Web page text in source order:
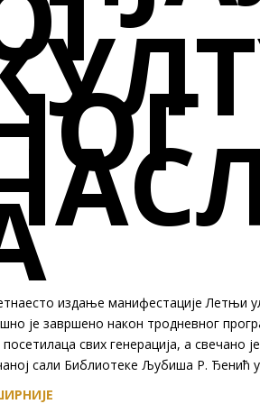
НОГ
издање манифестације Летњи
је завршено након тродневног
посетилаца свих генерација, а свечано
сали Библиотеке Љубиша Р. Ђенић у